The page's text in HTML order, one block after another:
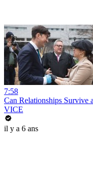
7:58
Can Relationships Survive
VICE
il y a 6 ans